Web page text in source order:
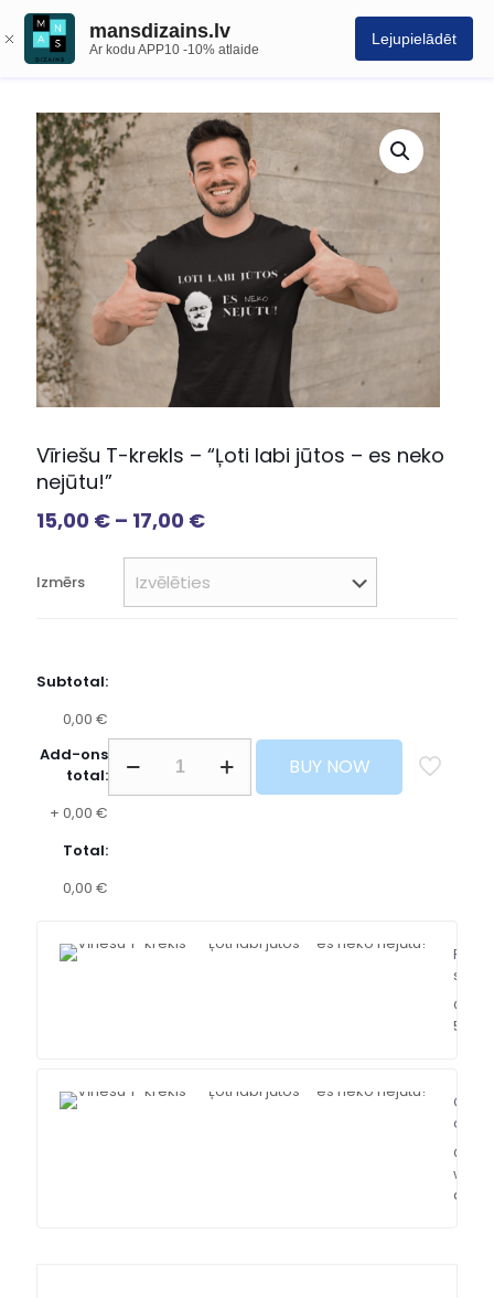
mansdizains.lv
Ar kodu APP10 -10% atlaide
Lejupielādēt
Vīriešu T-krekls – “Ļoti labi jūtos – es neko
nejūtu!”
15,00 € – 17,00 €
Izmērs
Subtotal:
0,00 €
Add-ons
total:
+ 0,00 €
Total:
0,00 €
BUY NOW
Free
Over
500$
Chat
with